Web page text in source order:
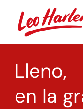
Lleno,
en la